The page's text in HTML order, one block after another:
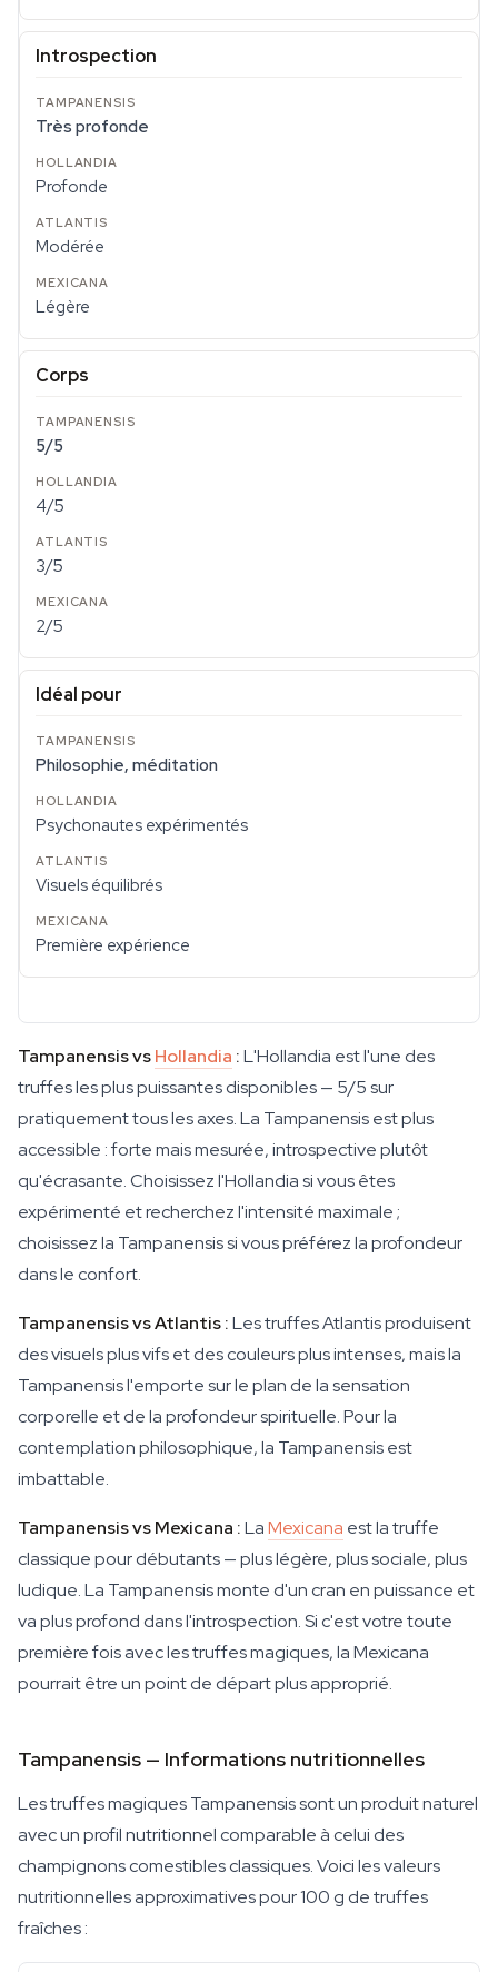
Introspection
Très profonde
Profonde
Modérée
Légère
Corps
5/5
4/5
3/5
2/5
Idéal pour
Philosophie, méditation
Psychonautes expérimentés
Visuels équilibrés
Première expérience
Tampanensis vsHollandia :L'Hollandia est l'une des
truffes les plus puissantes disponibles — 5/5 sur
pratiquement tous les axes. La Tampanensis est plus
accessible : forte mais mesurée, introspective plutôt
qu'écrasante. Choisissez l'Hollandia si vous êtes
expérimenté et recherchez l'intensité maximale ;
choisissez la Tampanensis si vous préférez la profondeur
dans le confort.
Tampanensis vs Atlantis :Les truffes Atlantis produisent
des visuels plus vifs et des couleurs plus intenses, mais la
Tampanensis l'emporte sur le plan de la sensation
corporelle et de la profondeur spirituelle. Pour la
contemplation philosophique, la Tampanensis est
imbattable.
Tampanensis vs Mexicana :LaMexicana est la truffe
classique pour débutants — plus légère, plus sociale, plus
ludique. La Tampanensis monte d'un cran en puissance et
va plus profond dans l'introspection. Si c'est votre toute
première fois avec les truffes magiques, la Mexicana
pourrait être un point de départ plus approprié.
Tampanensis — Informations nutritionnelles
Les truffes magiques Tampanensis sont un produit naturel
avec un profil nutritionnel comparable à celui des
champignons comestibles classiques. Voici les valeurs
nutritionnelles approximatives pour 100 g de truffes
fraîches :